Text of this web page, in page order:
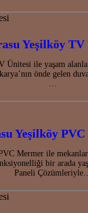
Yeşilköy TV
Ünitesi ile yaşam
önde gelen
…
Yeşilköy
Mermer ile
bir arada
Paneli